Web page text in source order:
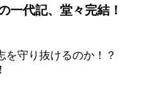
一代記、堂々完結！
を守り抜けるのか！？